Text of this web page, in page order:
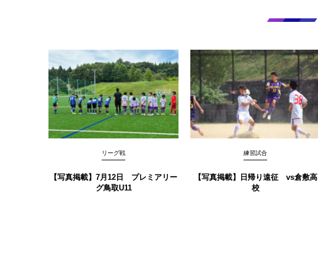
リーグ戦
【写真掲載】7月12日 プレミアリー
グ鳥取U11
練習試合
【写真掲載】日帰り遠征 vs倉敷高
校